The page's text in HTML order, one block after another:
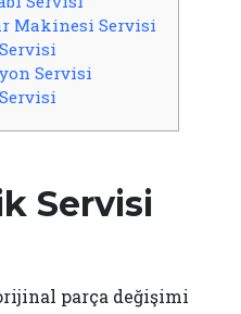
Makinesi Servisi
Servisi
Servisi
parça değişimi